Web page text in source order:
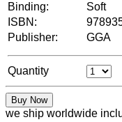
Binding:
Soft
ISBN:
Publisher:
GGA
Quantity
Buy Now
we ship worldwide